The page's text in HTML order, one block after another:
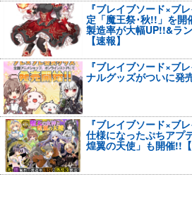
『ブレイブソード×ブ
定「魔王祭･秋!!」を開
製造率が大幅UP!!&ラ
【速報】
『ブレイブソード×ブ
ナルグッズがついに発
『ブレイブソード×ブ
仕様になったぷちアプ
煌翼の天使」も開催!!【